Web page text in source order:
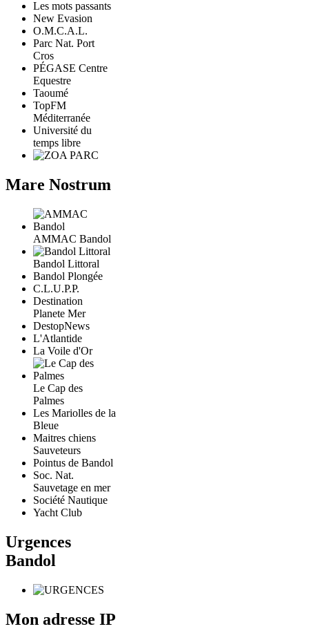
Les mots passants
New Evasion
O.M.C.A.L.
Parc Nat. Port
Cros
PÉGASE Centre
Equestre
Taoumé
TopFM
Méditerranée
Université du
temps libre
Mare Nostrum
AMMAC Bandol
Bandol Littoral
Bandol Plongée
C.L.U.P.P.
Destination
Planete Mer
DestopNews
L'Atlantide
La Voile d'Or
Le Cap des
Palmes
Les Mariolles de la
Bleue
Maitres chiens
Sauveteurs
Pointus de Bandol
Soc. Nat.
Sauvetage en mer
Société Nautique
Yacht Club
Urgences
Bandol
Mon adresse IP